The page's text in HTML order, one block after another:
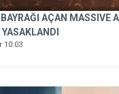
AÇAN MASSIVE
10:03